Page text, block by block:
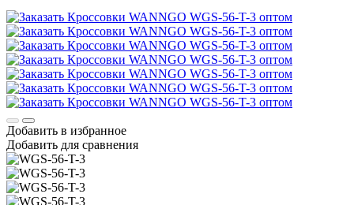
Добавить в избранное
Добавить для сравнения